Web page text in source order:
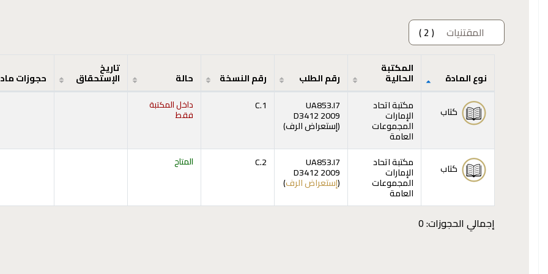
المقتنيات ( 2 )
المقتنيات
نوع المادة
المكتبة
الحالية رقم الطلب رقم النسخة حالة
تاريخ
الإستحقاق حجوزات
كتاب مكتبة اتحاد
الإمارات
المجموعات
العامة
UA853.I7
D3412 2009
(إستعراض الرف(يفتح أدناه)
)
C.1 داخل المكتبة
فقط
كتاب مكتبة اتحاد
الإمارات
المجموعات
العامة
UA853.I7
D3412 2009
(إستعراض الرف(يفتح أدناه)
)
C.2 المتاح
إجمالي الحجوزات: 0